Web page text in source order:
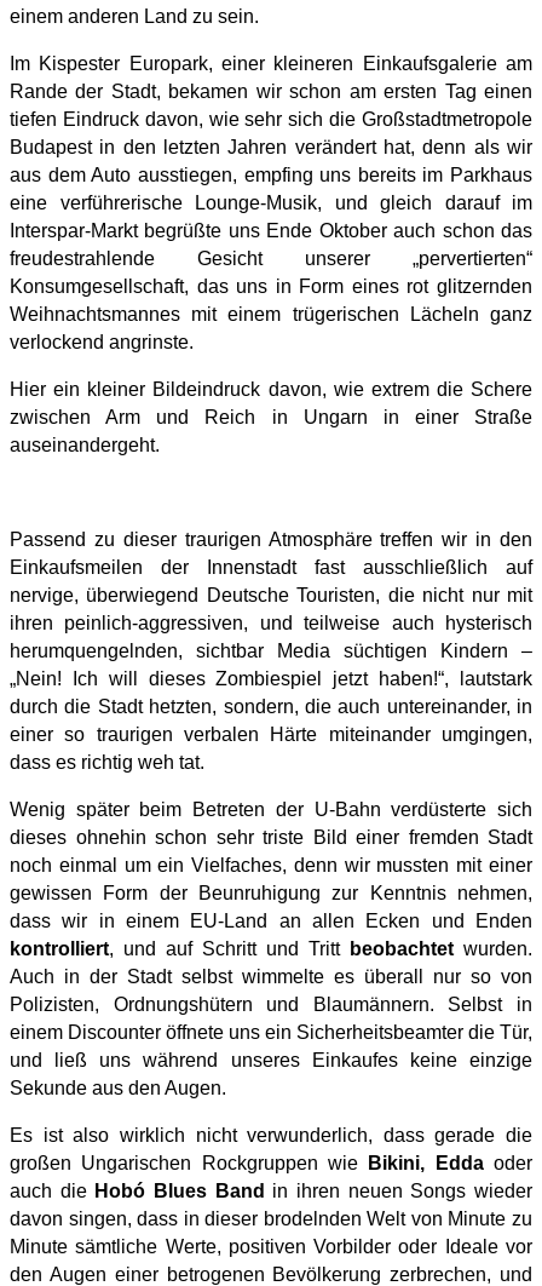
einem anderen Land zu sein.
Im Kispester Europark, einer kleineren Einkaufsgalerie am
Rande der Stadt, bekamen wir schon am ersten Tag einen
tiefen Eindruck davon, wie sehr sich die Großstadtmetropole
Budapest in den letzten Jahren verändert hat, denn als wir
aus dem Auto ausstiegen, empfing uns bereits im Parkhaus
eine verführerische Lounge-Musik, und gleich darauf im
Interspar-Markt begrüßte uns Ende Oktober auch schon das
freudestrahlende Gesicht unserer „pervertierten“
Konsumgesellschaft, das uns in Form eines rot glitzernden
Weihnachtsmannes mit einem trügerischen Lächeln ganz
verlockend angrinste.
Hier ein kleiner Bildeindruck davon, wie extrem die Schere
zwischen Arm und Reich in Ungarn in einer Straße
auseinandergeht.
Passend zu dieser traurigen Atmosphäre treffen wir in den
Einkaufsmeilen der Innenstadt fast ausschließlich auf
nervige, überwiegend Deutsche Touristen, die nicht nur mit
ihren peinlich-aggressiven, und teilweise auch hysterisch
herumquengelnden, sichtbar Media süchtigen Kindern –
„Nein! Ich will dieses Zombiespiel jetzt haben!“, lautstark
durch die Stadt hetzten, sondern, die auch untereinander, in
einer so traurigen verbalen Härte miteinander umgingen,
dass es richtig weh tat.
Wenig später beim Betreten der U-Bahn verdüsterte sich
dieses ohnehin schon sehr triste Bild einer fremden Stadt
noch einmal um ein Vielfaches, denn wir mussten mit einer
gewissen Form der Beunruhigung zur Kenntnis nehmen,
dass wir in einem EU-Land an allen Ecken und Enden
kontrolliert, und auf Schritt und Tritt beobachtet wurden.
Auch in der Stadt selbst wimmelte es überall nur so von
Polizisten, Ordnungshütern und Blaumännern. Selbst in
einem Discounter öffnete uns ein Sicherheitsbeamter die Tür,
und ließ uns während unseres Einkaufes keine einzige
Sekunde aus den Augen.
Es ist also wirklich nicht verwunderlich, dass gerade die
großen Ungarischen Rockgruppen wie
Bikini, Eddaoder
auch die Hobó Blues Band in ihren neuen Songs wieder
davon singen, dass in dieser brodelnden Welt von Minute zu
Minute sämtliche Werte, positiven Vorbilder oder Ideale vor
den Augen einer betrogenen Bevölkerung zerbrechen, und